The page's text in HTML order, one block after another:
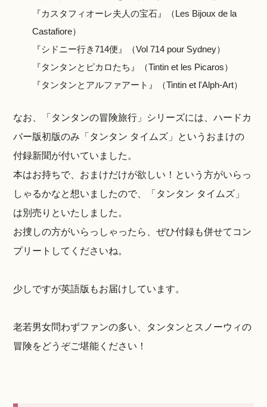
『カスタフィオーレ夫人の宝石』（Les Bijoux de la
Castafiore）
『シドニー行き714便』（Vol 714 pour Sydney）
『タンタンとピカロたち』（Tintin et les Picaros）
『タンタンとアルファアート』（Tintin et l'Alph-Art）
なお、「タンタンの冒険旅行」シリーズには、ハードカ
バー版初版のみ「タンタン タイムズ」というおまけの
付録新聞が付いていました。
本はお持ちで、おまけだけが欲しい！という方がいらっ
しゃるかなと想いましたので、「タンタン タイムズ」
は別売りといたしました。
お捜しの方がいらっしゃったら、ぜひ付録も併せてコン
プリートしてくださいね。
少しですが英語版もお届けしています。
老若男女問わずファンの多い、タンタンとスノーウィの
冒険をどうぞご堪能ください！